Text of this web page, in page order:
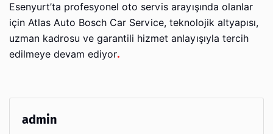
Esenyurt’ta profesyonel oto servis arayışında olanlar
için Atlas Auto Bosch Car Service, teknolojik altyapısı,
uzman kadrosu ve garantili hizmet anlayışıyla tercih
edilmeye devam ediyor.
admin